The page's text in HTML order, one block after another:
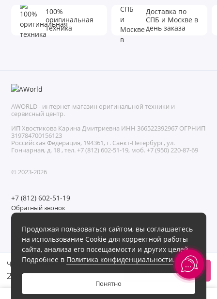
0
Чехол AceCase 17 Pro Max Soft Rim White
2 790р.
100%
оригинальная
техника
Доставка по
СПБ и Москве в
день заказа
Продолжая пользоваться сайтом, вы соглашаетесь
на использование Cookie для корректной работы
сайта, анализа его посещаемости и других целей.
Подробнее в Политика конфиденциальности.
Понятно
AWORLD - интернет-магазин оригинальной техники и
сервисный центр.
ИП Хвостикова Карина Дмитриевна ИНН 366522392967 ОГРНИП
319784700156123
Российская Федерация, 194361, г. Санкт-Петербург, ул.
Гончарная, д. 18 , тел. +7 (812) 602-51-19, моб. +7 (950) 220-87-69
© 2023-2026
+7 (812) 602-51-19
Обратный звонок
Мы в сети